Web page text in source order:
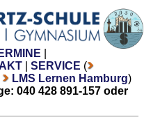
SERVICE (
LMS Lernen Hamburg)
040 428 891-157 oder